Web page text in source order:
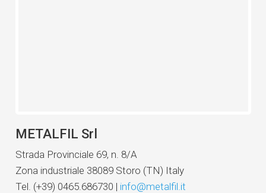
METALFIL Srl
Strada Provinciale 69, n. 8/A
Zona industriale 38089 Storo (TN) Italy
Tel. (+39) 0465.686730 | info@metalfil.it